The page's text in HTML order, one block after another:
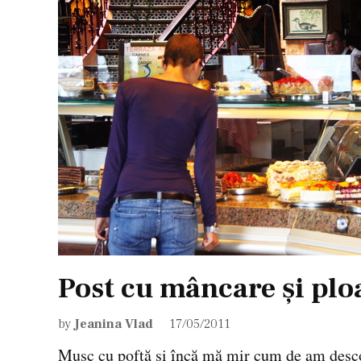
Post cu mâncare și
by Jeanina Vlad 17/05/2011
Mușc cu poftă și încă mă mir cum de am